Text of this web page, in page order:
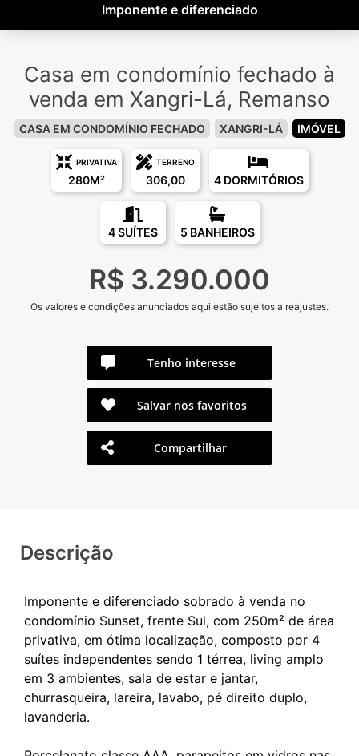
Imponente e diferenciado
Casa em condomínio fechado à
venda em Xangri-Lá, Remanso
CASA EM CONDOMÍNIO FECHADO XANGRI-LÁ IMÓVEL
PRIVATIVA
280M²
TERRENO
306,00 4 DORMITÓRIOS
4 SUÍTES 5 BANHEIROS
R$ 3.290.000
Os valores e condições anunciados aqui estão sujeitos a reajustes.
Tenho interesse
Salvar nos favoritos
Compartilhar
Descrição
Imponente e diferenciado sobrado à venda no
condomínio Sunset, frente Sul, com 250m² de área
privativa, em ótima localização, composto por 4
suítes independentes sendo 1 térrea, living amplo
em 3 ambientes, sala de estar e jantar,
churrasqueira, lareira, lavabo, pé direito duplo,
lavanderia.